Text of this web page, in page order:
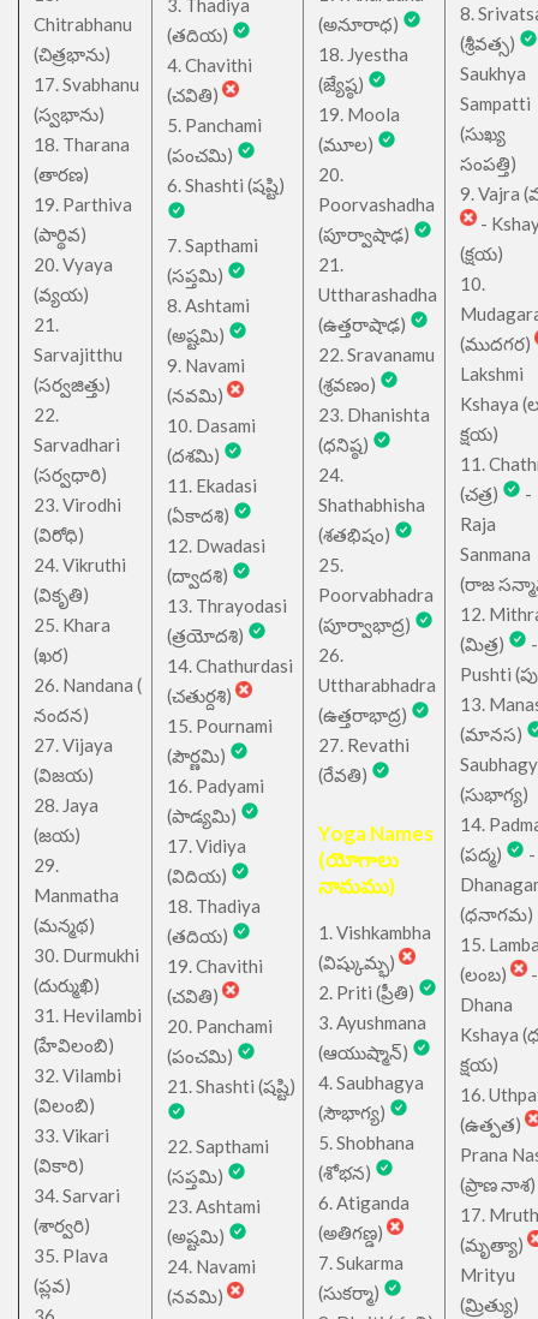
Chitrabhanu
(చిత్రభాను)
17. Svabhanu
(స్వభాను)
18. Tharana
(తారణ)
19. Parthiva
(పార్థివ)
20. Vyaya
(వ్యయ)
21.
Sarvajitthu
(సర్వజిత్తు)
22.
Sarvadhari
(సర్వధారి)
23. Virodhi
(విరోధి)
24. Vikruthi
(వికృతి)
25. Khara
(ఖర)
26. Nandana (
నందన)
27. Vijaya
(విజయ)
28. Jaya
(జయ)
29.
Manmatha
(మన్మథ)
30. Durmukhi
(దుర్ముఖి)
31. Hevilambi
(హేవిలంబి)
32. Vilambi
(విలంబి)
33. Vikari
(వికారి)
34. Sarvari
(శార్వరి)
35. Plava
(ప్లవ)
3. Thadiya
(తదియ)
4. Chavithi
(చవితి)
5. Panchami
(పంచమి)
6. Shashti (షష్టి)
7. Sapthami
(సప్తమి)
8. Ashtami
(అష్టమి)
9. Navami
(నవమి)
10. Dasami
(దశమి)
11. Ekadasi
(ఏకాదశి)
12. Dwadasi
(ద్వాదశి)
13. Thrayodasi
(త్రయోదశి)
14. Chathurdasi
(చతుర్దశి)
15. Pournami
(పౌర్ణమి)
16. Padyami
(పాడ్యమి)
17. Vidiya
(విదియ)
18. Thadiya
(తదియ)
19. Chavithi
(చవితి)
20. Panchami
(పంచమి)
21. Shashti (షష్టి)
22. Sapthami
(సప్తమి)
23. Ashtami
(అష్టమి)
24. Navami
(నవమి)
(అనూరాధ)
18. Jyestha
(జ్యేష్ఠ)
19. Moola
(మూల)
20.
Poorvashadha
(పూర్వాషాఢ)
21.
Uttharashadha
(ఉత్తరాషాఢ)
22. Sravanamu
(శ్రవణం)
23. Dhanishta
(ధనిష్ఠ)
24.
Shathabhisha
(శతభిషం)
25.
Poorvabhadra
(పూర్వాభాద్ర)
26.
Uttharabhadra
(ఉత్తరాభాద్ర)
27. Revathi
(రేవతి)
Yoga Names
(యోగాలు
నామము)
1. Vishkambha
(విష్కుమ్భ)
2. Priti (ప్రీతి)
3. Ayushmana
(ఆయుష్మాన్)
4. Saubhagya
(సౌభాగ్య)
5. Shobhana
(శోభన)
6. Atiganda
(అతిగణ్డ)
7. Sukarma
(సుకర్మా)
8.
(శ్రీవత్స)
Saukhya
Sampatti
(సుఖ్య
సంపత్తి)
9. Vajra
-
(క్షయ)
10.
(ముదగర)
Lakshmi
Kshaya
క్షయ)
11.
(చత్ర)
-
Raja
Sanmana
(రాజ
12.
(మిత్ర)
-
Pushti
13.
(మానస)
(సుభాగ్య)
14.
(పద్మ)
-
(ధనాగమ)
15.
(లంబ)
-
Dhana
Kshaya
క్షయ)
16.
(ఉత్పత)
Prana
(ప్రాణ నాశ)
17.
(మృత్యా)
Mrityu
(మ్రిత్యు)